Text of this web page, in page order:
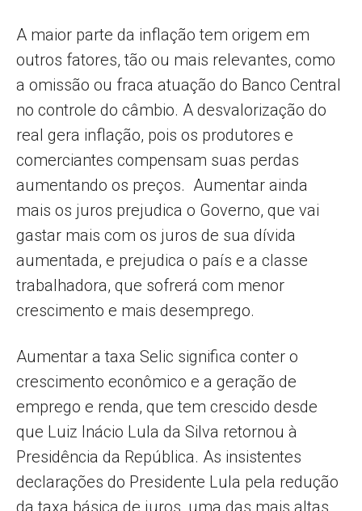
A maior parte da inflação tem origem em
outros fatores, tão ou mais relevantes, como
a omissão ou fraca atuação do Banco Central
no controle do câmbio. A desvalorização do
real gera inflação, pois os produtores e
comerciantes compensam suas perdas
aumentando os preços. Aumentar ainda
mais os juros prejudica o Governo, que vai
gastar mais com os juros de sua dívida
aumentada, e prejudica o país e a classe
trabalhadora, que sofrerá com menor
crescimento e mais desemprego.
Aumentar a taxa Selic significa conter o
crescimento econômico e a geração de
emprego e renda, que tem crescido desde
que Luiz Inácio Lula da Silva retornou à
Presidência da República. As insistentes
declarações do Presidente Lula pela redução
da taxa básica de juros, uma das mais altas